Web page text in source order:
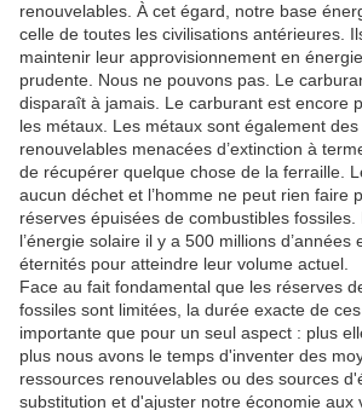
renouvelables. À cet égard, notre base
celle de toutes les civilisations antérieures.
maintenir leur approvisionnement en
prudente. Nous ne pouvons pas. Le
disparaît à jamais. Le carburant est encore
les métaux. Les métaux sont également
renouvelables menacées d’extinction à
de récupérer quelque chose de la ferraille.
aucun déchet et l’homme ne peut rien faire
réserves épuisées de combustibles fossiles.
l’énergie solaire il y a 500 millions d’années
éternités pour atteindre leur volume actuel.
Face au fait fondamental que les réserves
fossiles sont limitées, la durée exacte de
importante que pour un seul aspect : plus
plus nous avons le temps d'inventer des
ressources renouvelables ou des sources
substitution et d'ajuster notre économie aux